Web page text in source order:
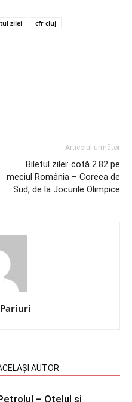
zilei cfr cluj
Articolul următor
Biletul zilei: cotă 2.82 pe
meciul România – Coreea de
Sud, de la Jocurile Olimpice
AUTOR
– Oțelul și